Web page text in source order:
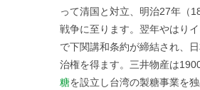
って清国と対立、明治27年（
戦争に至ります。翌年やはり
で下関講和条約が締結され、
治権を得ます。三井物産は
糖を設立し台湾の製糖事業を独